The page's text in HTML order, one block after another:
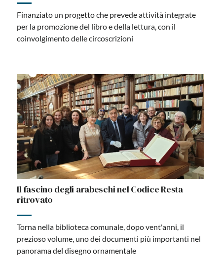
Finanziato un progetto che prevede attività integrate
per la promozione del libro e della lettura, con il
coinvolgimento delle circoscrizioni
Il fascino degli arabeschi nel Codice Resta
ritrovato
Torna nella biblioteca comunale, dopo vent'anni, il
prezioso volume, uno dei documenti più importanti nel
panorama del disegno ornamentale